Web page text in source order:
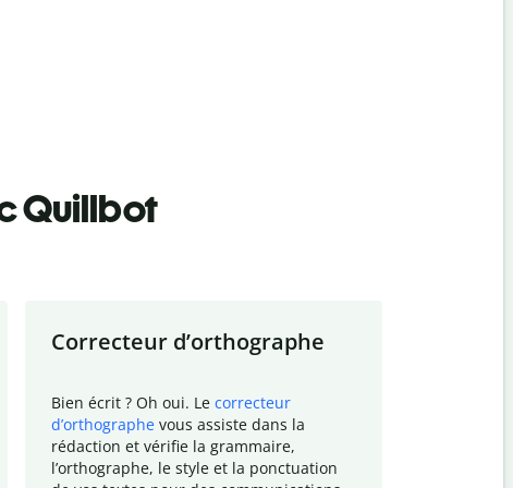
Quillbot
Correcteur d’orthographe
Bien écrit ? Oh oui. Le correcteur
d’orthographe vous assiste dans la
rédaction et vérifie la grammaire,
l’orthographe, le style et la ponctuation